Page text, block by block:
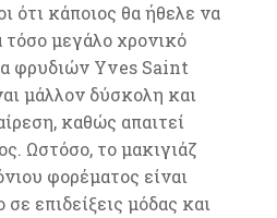
ότι κάποιος θα ήθελε να
τόσο μεγάλο χρονικό
φρυδιών Yves Saint
μάλλον δύσκολη και
καθώς απαιτεί
Ωστόσο, το μακιγιάζ
φορέματος είναι
επιδείξεις μόδας και